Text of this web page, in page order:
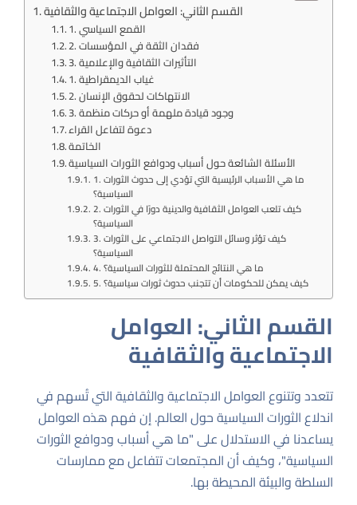
القسم الثاني: العوامل الاجتماعية والثقافية
1. القمع السياسي
2. فقدان الثقة في المؤسسات
3. التأثيرات الثقافية والإعلامية
1. غياب الديمقراطية
2. الانتهاكات لحقوق الإنسان
3. وجود قيادة ملهمة أو حركات منظمة
دعوة لتفاعل القراء
الخاتمة
الأسئلة الشائعة حول أسباب ودوافع الثورات السياسية
1. ما هي الأسباب الرئيسية التي تؤدي إلى حدوث الثورات
السياسية؟
2. كيف تلعب العوامل الثقافية والدينية دورًا في الثورات
السياسية؟
3. كيف تؤثر وسائل التواصل الاجتماعي على الثورات
السياسية؟
4. ما هي النتائج المحتملة للثورات السياسية؟
5. كيف يمكن للحكومات أن تتجنب حدوث ثورات سياسية؟
القسم الثاني: العوامل
الاجتماعية والثقافية
تتعدد وتتنوع العوامل الاجتماعية والثقافية التي تُسهم في
اندلاع الثورات السياسية حول العالم. إن فهم هذه العوامل
يساعدنا في الاستدلال على "ما هي أسباب ودوافع الثورات
السياسية"، وكيف أن المجتمعات تتفاعل مع ممارسات
السلطة والبيئة المحيطة بها.